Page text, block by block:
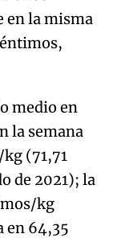
en la misma
medio en
la semana
(71,71
de 2021); la
kg
en 64,35